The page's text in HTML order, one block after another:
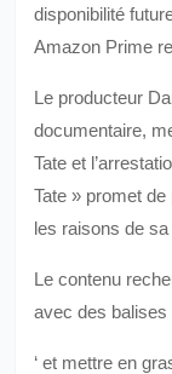
disponibilité
Amazon Prime
Le producteur
documentaire,
Tate et
Tate » promet
les raisons de
Le contenu
avec des balises
‘ et mettre en